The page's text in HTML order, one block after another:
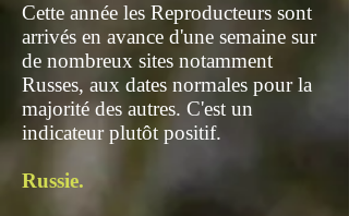
Cette année les Reproducteurs sont
arrivés en avance d'une semaine sur
de nombreux sites notamment
Russes, aux dates normales pour la
majorité des autres. C'est un
indicateur plutôt positif.
Russie.